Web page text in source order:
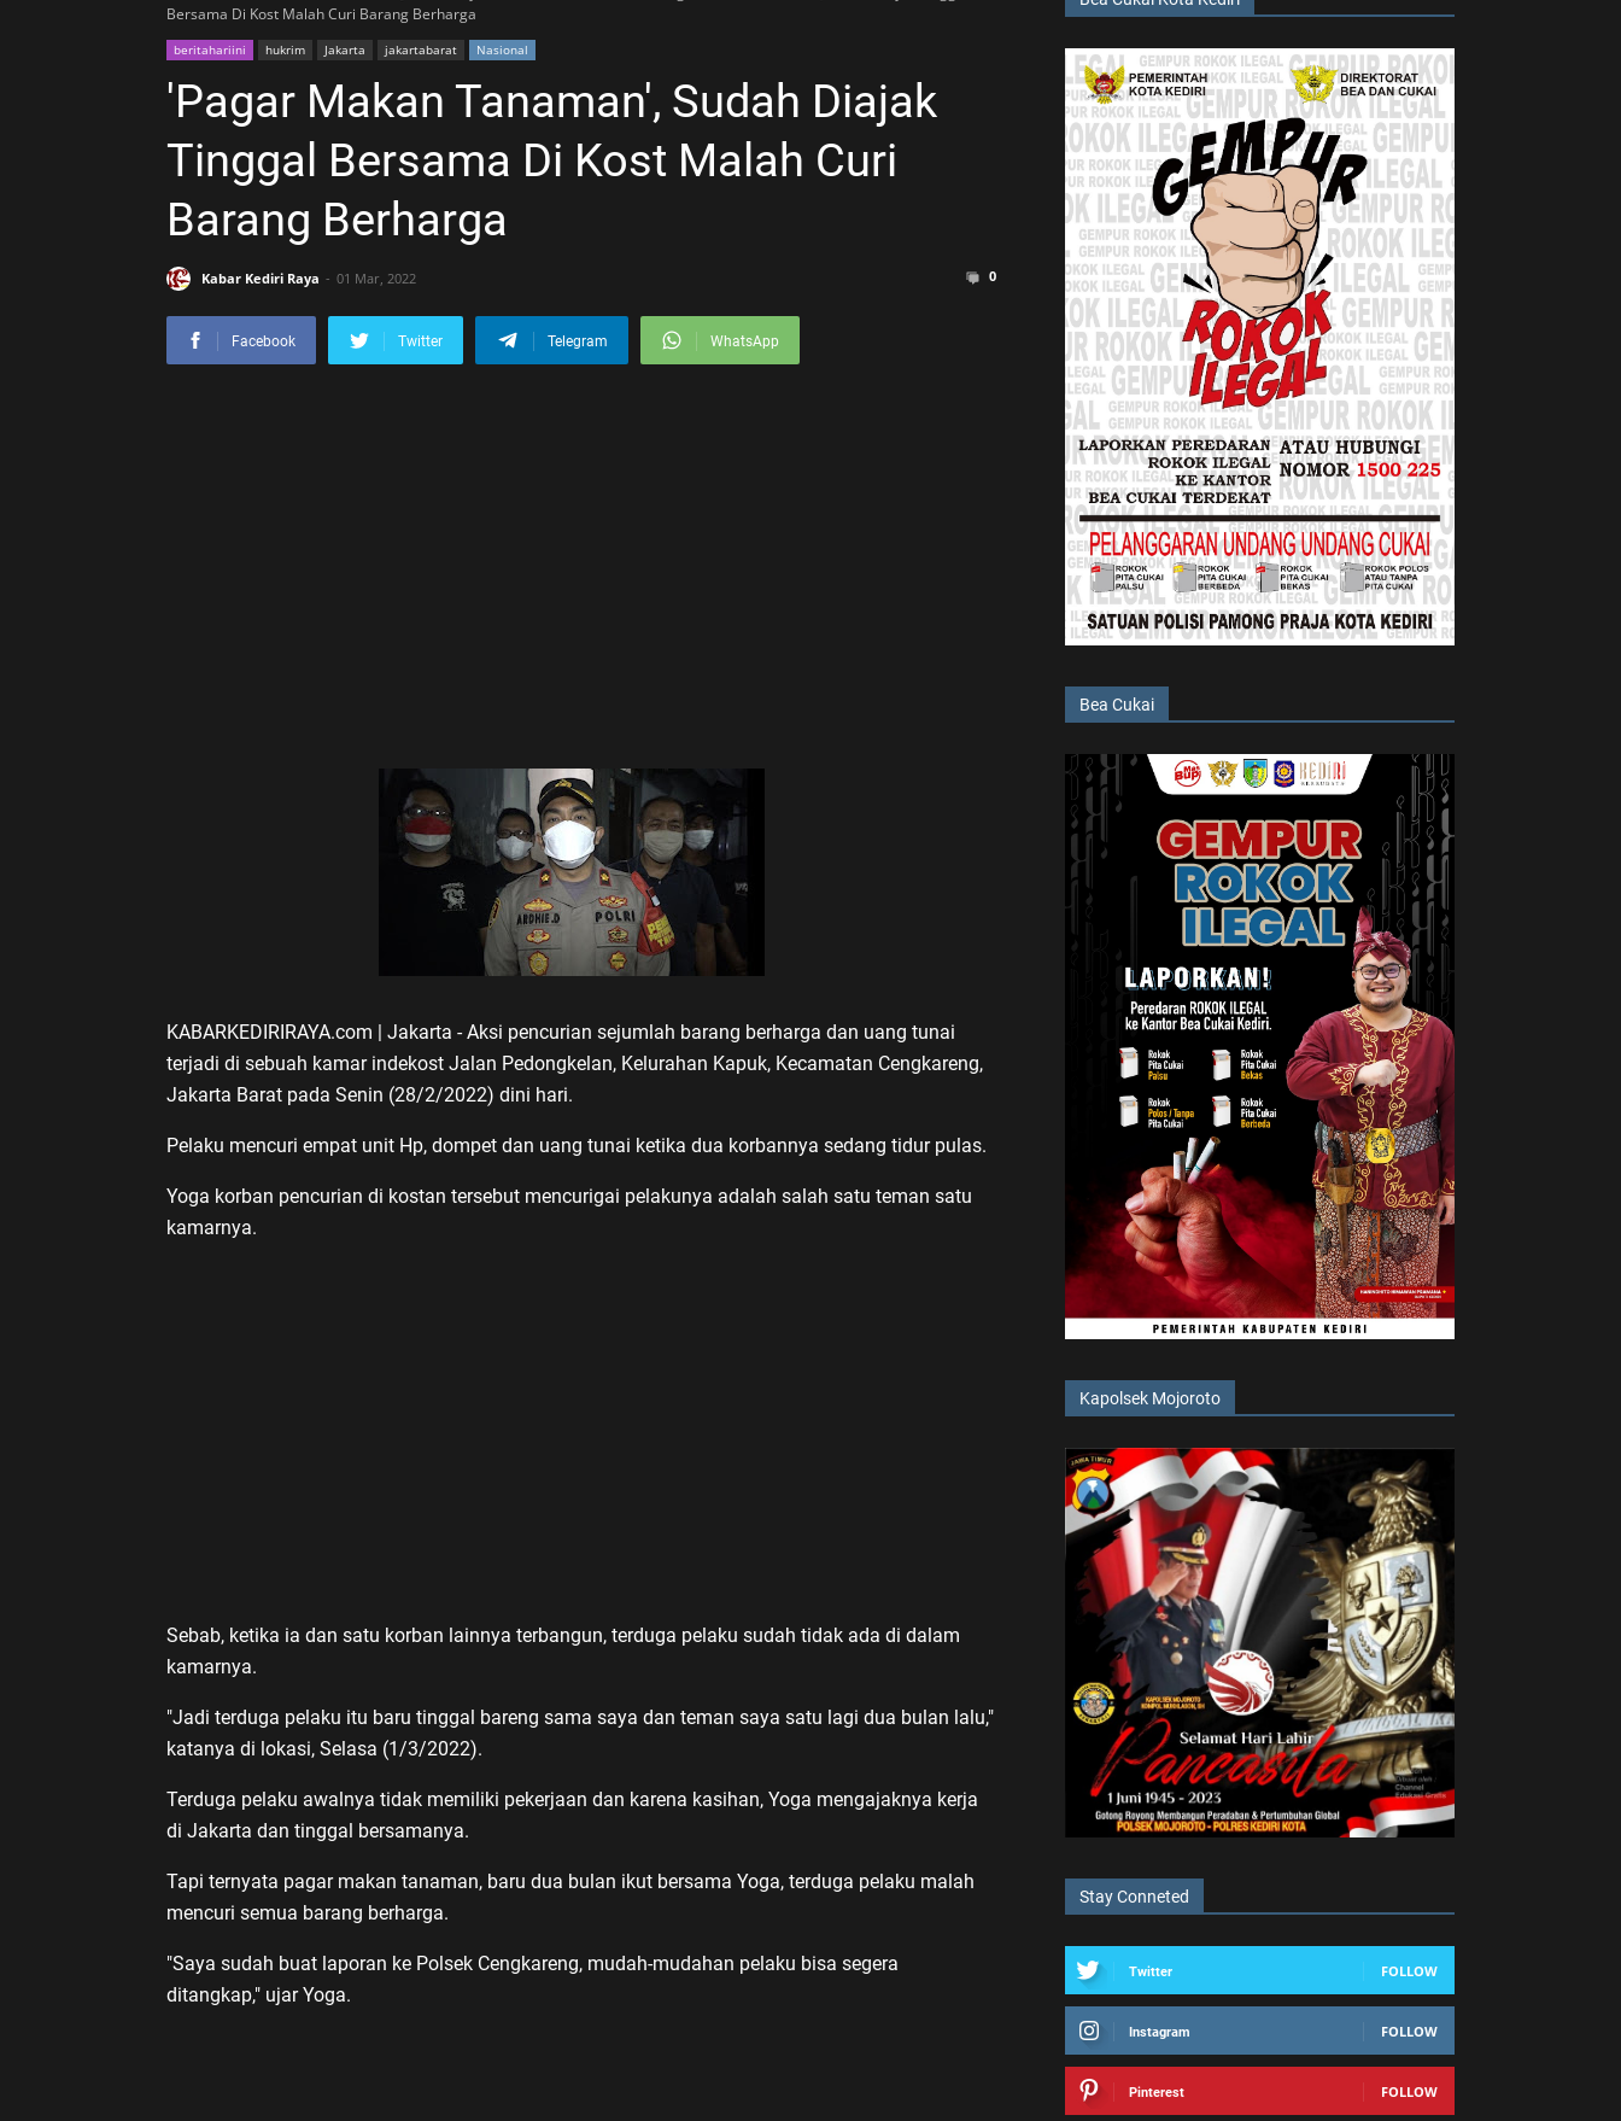
Bersama Di Kost Malah Curi Barang Berharga
beritahariini hukrim Jakarta jakartabarat Nasional
'Pagar Makan Tanaman', Sudah Diajak
Tinggal Bersama Di Kost Malah Curi
Barang Berharga
Kabar Kediri Raya 01 Mar, 2022 0
Facebook Twitter Telegram WhatsApp
KABARKEDIRIRAYA.com | Jakarta - Aksi pencurian sejumlah barang berharga dan uang tunai
terjadi di sebuah kamar indekost Jalan Pedongkelan, Kelurahan Kapuk, Kecamatan Cengkareng,
Jakarta Barat pada Senin (28/2/2022) dini hari.
Pelaku mencuri empat unit Hp, dompet dan uang tunai ketika dua korbannya sedang tidur pulas.
Yoga korban pencurian di kostan tersebut mencurigai pelakunya adalah salah satu teman satu
kamarnya.
Sebab, ketika ia dan satu korban lainnya terbangun, terduga pelaku sudah tidak ada di dalam
kamarnya.
"Jadi terduga pelaku itu baru tinggal bareng sama saya dan teman saya satu lagi dua bulan lalu,"
katanya di lokasi, Selasa (1/3/2022).
Terduga pelaku awalnya tidak memiliki pekerjaan dan karena kasihan, Yoga mengajaknya kerja
di Jakarta dan tinggal bersamanya.
Tapi ternyata pagar makan tanaman, baru dua bulan ikut bersama Yoga, terduga pelaku malah
mencuri semua barang berharga.
"Saya sudah buat laporan ke Polsek Cengkareng, mudah-mudahan pelaku bisa segera
ditangkap," ujar Yoga.
Bea Cukai
Kapolsek Mojoroto
Stay Conneted
Twitter FOLLOW
Instagram FOLLOW
Pinterest FOLLOW